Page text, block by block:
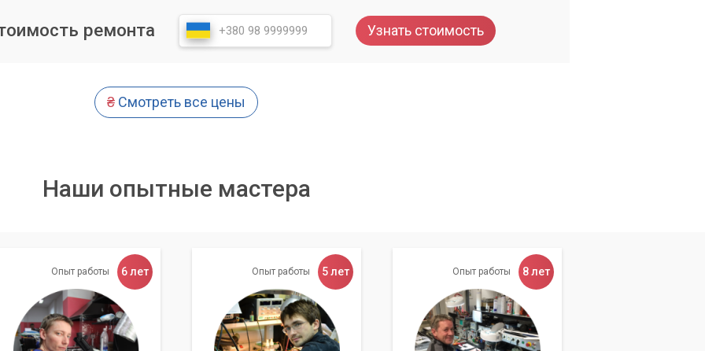
корпус ПК, найти свободный слот PCIe и аккуратно
и ухудшению качества звука.
регулировать размер буфера. Меньший размер буфера
ремонта Узнать стоимость
₴ Смотреть все цены
Наши опытные мастера
Опыт работы 6 лет Опыт работы 5 лет Опыт работы 8 лет